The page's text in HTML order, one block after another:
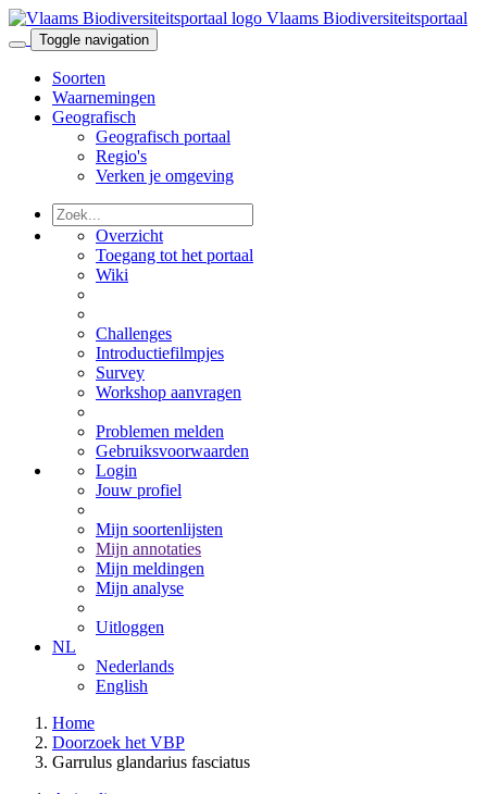
Vlaams Biodiversiteitsportaal
Toggle navigation
Soorten
Waarnemingen
Geografisch
Geografisch portaal
Regio's
Verken je omgeving
Overzicht
Toegang tot het portaal
Wiki
Challenges
Introductiefilmpjes
Survey
Workshop aanvragen
Problemen melden
Gebruiksvoorwaarden
Login
Jouw profiel
Mijn soortenlijsten
Mijn annotaties
Mijn meldingen
Mijn analyse
Uitloggen
NL
Nederlands
English
Home
Doorzoek het VBP
Garrulus glandarius fasciatus